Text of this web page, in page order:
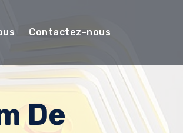
Contactez-nous
De